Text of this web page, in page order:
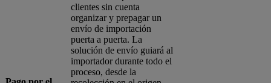
clientes sin cuenta
organizar y prepagar un
envío de importación
puerta a puerta. La
solución de envío guiará al
importador durante todo el
proceso, desde la